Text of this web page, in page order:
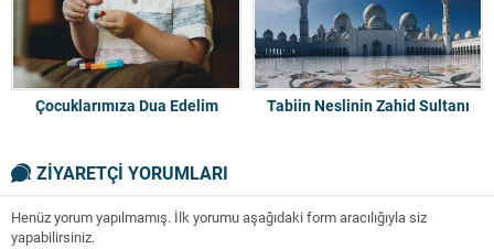
Çocuklarımıza Dua Edelim Tabiin Neslinin Zahid Sultanı
ZİYARETÇİ YORUMLARI
Henüz yorum yapılmamış. İlk yorumu aşağıdaki form aracılığıyla siz
yapabilirsiniz.